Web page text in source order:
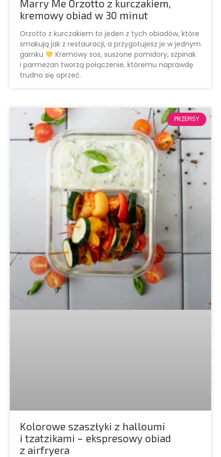
Marry Me Orzotto z kurczakiem,
kremowy obiad w 30 minut
Orzotto z kurczakiem to jeden z tych obiadów, które
smakują jak z restauracji, a przygotujesz je w jednym
garnku
Kremowy sos, suszone pomidory, szpinak
i parmezan tworzą połączenie, któremu naprawdę
trudno się oprzeć.
PRZEPISY
Kolorowe szaszłyki z halloumi
i tzatzikami – ekspresowy obiad
z airfryera